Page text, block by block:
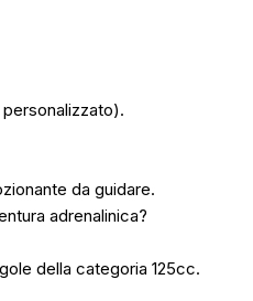
da guidare.
adrenalinica?
della categoria 125cc.